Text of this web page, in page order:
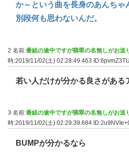
か～という曲を長身のあんちゃ
別段何も思わないんだ。
2 名前:番組の途中ですが翡翠の名無しがお送
時:2019/11/02(土) 02:28:49.463
若い人だけが分かる良さがある
3 名前:番組の途中ですが翡翠の名無しがお送
時:2019/11/02(土) 02:29:39.684
BUMPが分かるなら